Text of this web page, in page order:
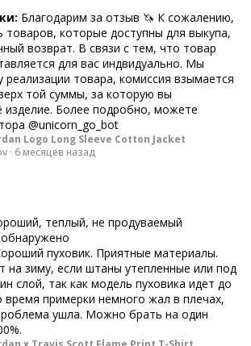
Благодарим за отзыв 🦄 К сожалению,
которые доступны для выкупа,
возврат. В связи с тем, что товар
для вас индвидуально. Мы
реализации товара, комиссия взымается
той суммы, за которую вы
изделие. Более подробно, можете
@unicorn_go_bot
Logo Long Sleeve Cotton Jacket
· 6 месяцев назад
теплый, не продуваемый
пуховик. Приятные материалы.
на зиму, если штаны утепленные или под
слой, так как модель пуховика идет до
время примерки немного жал в плечах,
ушла. Можно брать на один